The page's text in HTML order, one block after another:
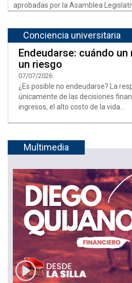
aprobadas por la Asamblea
Conciencia universitaria
Endeudarse: cuándo
un riesgo
07/07/2026
¿Es posible no endeudarse? La
únicamente de las decisiones
ingresos, el alto costo de la vida...
Multimedia